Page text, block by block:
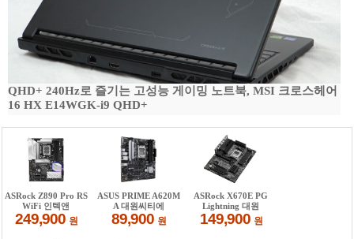
QHD+ 240Hz로 즐기는 고성능 게이밍 노트북, MSI 크로스헤어
16 HX E14WGK-i9 QHD+